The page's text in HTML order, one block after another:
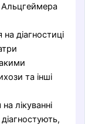
на діагностиці
та інші
лікуванні